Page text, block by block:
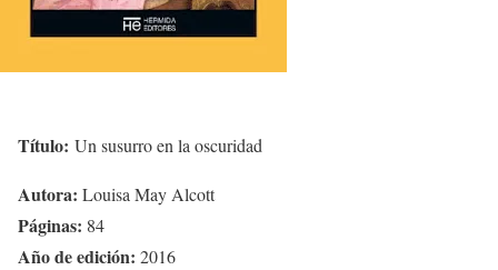
Título: Un susurro en la oscuridad
Autora: Louisa May Alcott
Páginas: 84
Año de edición: 2016